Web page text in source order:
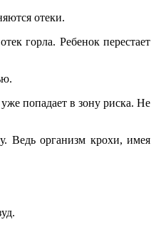
отеки.
горла. Ребенок перестает
попадает в зону риска. Не
Ведь организм крохи, имея